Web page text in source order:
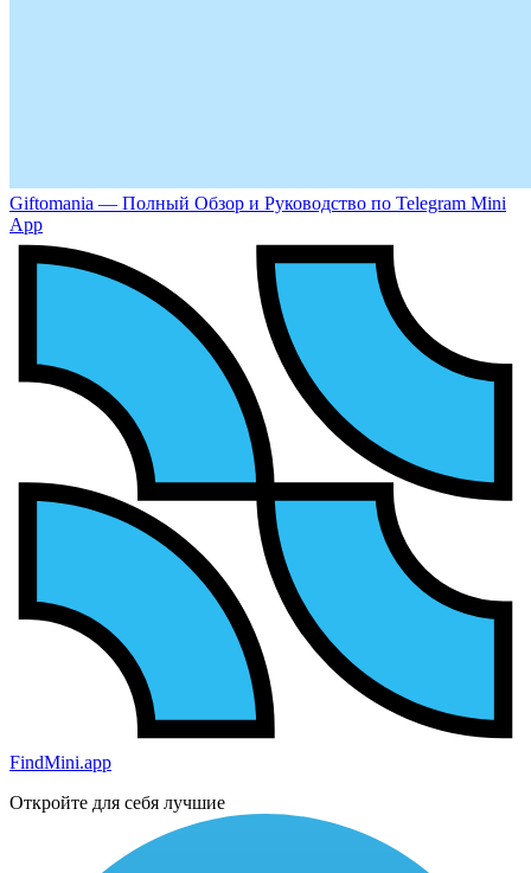
Giftomania — Полный Обзор и Руководство по Telegram Mini
App
FindMini.app
Откройте для себя лучшие